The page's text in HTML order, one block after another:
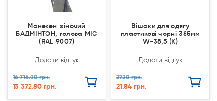
Манекен жіночий
БАДМІНТОН, голова МІС
(RAL 9007)
Додати відгук
16 716.00 грн.
13 372.80 грн.
Вішаки для одягу
пластикові чорні 385мм
W-38,5 (К)
Додати відгук
27.30 грн.
21.84 грн.